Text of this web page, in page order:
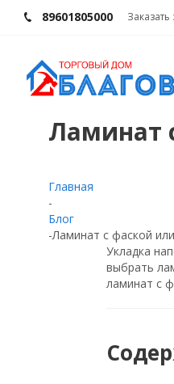
89601805000
Ламинат
Главная
-
Блог
-Ламинат с фаской
Укладка
выбрать
ламинат с